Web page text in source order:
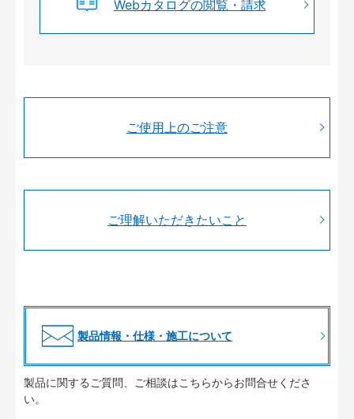
Webカタログの閲覧・請求
ご使用上のご注意
ご理解いただきたいこと
製品情報・仕様・施工について
製品に関するご質問、ご相談はこちらからお問合せくださ
い。